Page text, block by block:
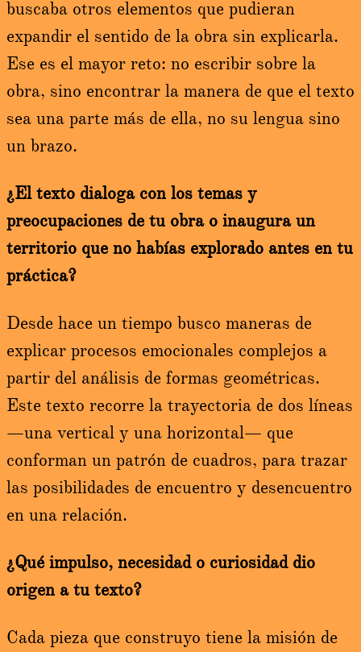
buscaba otros elementos que pudieran
expandir el sentido de la obra sin explicarla.
Ese es el mayor reto: no escribir sobre la
obra, sino encontrar la manera de que el texto
sea una parte más de ella, no su lengua sino
un brazo.
¿El texto dialoga con los temas y
preocupaciones de tu obra o inaugura un
territorio que no habías explorado antes en tu
práctica?
Desde hace un tiempo busco maneras de
explicar procesos emocionales complejos a
partir del análisis de formas geométricas.
Este texto recorre la trayectoria de dos líneas
—una vertical y una horizontal— que
conforman un patrón de cuadros, para trazar
las posibilidades de encuentro y desencuentro
en una relación.
¿Qué impulso, necesidad o curiosidad dio
origen a tu texto?
Cada pieza que construyo tiene la misión de